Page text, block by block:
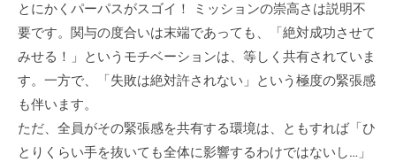
とにかくパーパスがスゴイ！ ミッションの崇高さは説明不
要です。関与の度合いは末端であっても、「絶対成功させて
みせる！」というモチベーションは、等しく共有されていま
す。一方で、「失敗は絶対許されない」という極度の緊張感
も伴います。
ただ、全員がその緊張感を共有する環境は、ともすれば「ひ
とりくらい手を抜いても全体に影響するわけではないし…」